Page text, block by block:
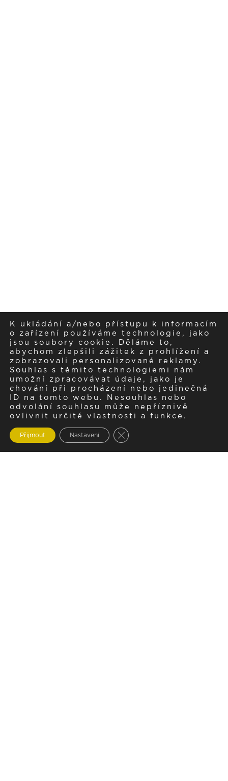
K ukládání a/nebo přístupu k informacím
o zařízení používáme technologie, jako
jsou soubory cookie. Děláme to,
abychom zlepšili zážitek z prohlížení a
zobrazovali personalizované reklamy.
Souhlas s těmito technologiemi nám
umožní zpracovávat údaje, jako je
chování při procházení nebo jedinečná
ID na tomto webu. Nesouhlas nebo
odvolání souhlasu může nepříznivě
ovlivnit určité vlastnosti a funkce.
Přijmout Nastavení Zavřít cookie lištu GDPR